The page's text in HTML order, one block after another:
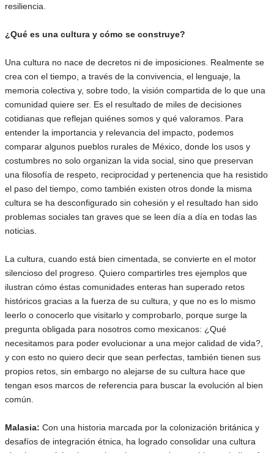
resiliencia.
¿Qué es una cultura y cómo se construye?
Una cultura no nace de decretos ni de imposiciones. Realmente se
crea con el tiempo, a través de la convivencia, el lenguaje, la
memoria colectiva y, sobre todo, la visión compartida de lo que una
comunidad quiere ser. Es el resultado de miles de decisiones
cotidianas que reflejan quiénes somos y qué valoramos. Para
entender la importancia y relevancia del impacto, podemos
comparar algunos pueblos rurales de México, donde los usos y
costumbres no solo organizan la vida social, sino que preservan
una filosofía de respeto, reciprocidad y pertenencia que ha resistido
el paso del tiempo, como también existen otros donde la misma
cultura se ha desconfigurado sin cohesión y el resultado han sido
problemas sociales tan graves que se leen día a día en todas las
noticias.
La cultura, cuando está bien cimentada, se convierte en el motor
silencioso del progreso. Quiero compartirles tres ejemplos que
ilustran cómo éstas comunidades enteras han superado retos
históricos gracias a la fuerza de su cultura, y que no es lo mismo
leerlo o conocerlo que visitarlo y comprobarlo, porque surge la
pregunta obligada para nosotros como mexicanos: ¿Qué
necesitamos para poder evolucionar a una mejor calidad de vida?,
y con esto no quiero decir que sean perfectas, también tienen sus
propios retos, sin embargo no alejarse de su cultura hace que
tengan esos marcos de referencia para buscar la evolución al bien
común.
Malasia: Con una historia marcada por la colonización británica y
desafíos de integración étnica, ha logrado consolidar una cultura